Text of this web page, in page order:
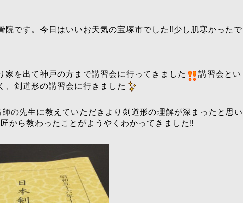
院です。今日はいいお天気の宝塚市でした‼️少し肌寒かったで
家を出て神戸の方まで講習会に行ってきました
講習会とい
、剣道形の講習会に行きました
の先生に教えていただきより剣道形の理解が深まったと思い
から教わったことがようやくわかってきました‼️